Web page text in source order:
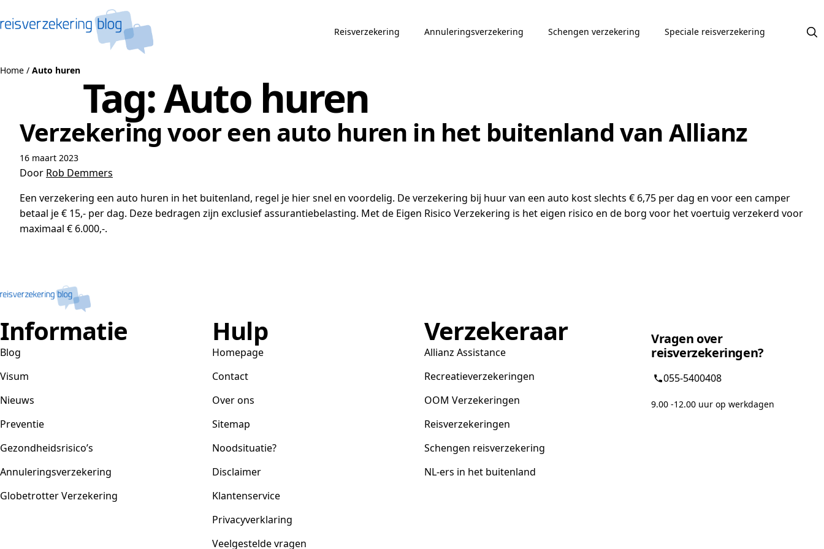
Reisverzekering Annuleringsverzekering Schengen verzekering Speciale reisverzekering
Home / Auto huren
Tag:Auto huren
Verzekering voor een auto huren in het buitenland van Allianz
16 maart 2023
Door Rob Demmers
Een verzekering een auto huren in het buitenland, regel je hier snel en voordelig. De verzekering bij huur van een auto kost slechts € 6,75 per dag en voor een camper
betaal je € 15,- per dag. Deze bedragen zijn exclusief assurantiebelasting. Met de Eigen Risico Verzekering is het eigen risico en de borg voor het voertuig verzekerd voor
maximaal € 6.000,-.
Informatie
Blog
Visum
Nieuws
Preventie
Gezondheidsrisico’s
Annuleringsverzekering
Globetrotter Verzekering
Hulp
Homepage
Contact
Over ons
Sitemap
Noodsituatie?
Disclaimer
Klantenservice
Privacyverklaring
Veelgestelde vragen
Verzekeraar
Allianz Assistance
Recreatieverzekeringen
OOM Verzekeringen
Reisverzekeringen
Schengen reisverzekering
NL-ers in het buitenland
Vragen over
reisverzekeringen?
055-5400408
9.00 -12.00 uur op werkdagen